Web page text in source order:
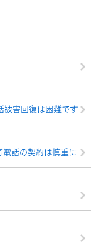
被害回復は困難です
話の契約は慎重に